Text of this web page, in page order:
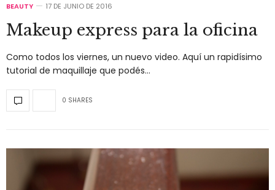
BEAUTY 17 DE JUNIO DE 2016
Makeup express para la oficina
Como todos los viernes, un nuevo video. Aquí un rapidísimo
tutorial de maquillaje que podés…
0 SHARES